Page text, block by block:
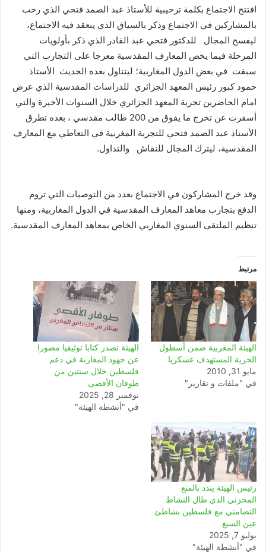
افتتح الاجتماع بكلمة ترحيبية للأستاذ عبد الصمد فتحي الذي رحب
بالمشاركين في الاجتماع وذكر بالسياق الذي ينعقد فيه الاجتماع،
ليفسح المجال للدكتور فتحي عبد القادر الذي ذكر بأولويات
المرحلة فيما يخص المعارف المقدسية معرجا على التجارب التي
سبقت في بعض الدول المغاربية؛ ليتناول بعده الحديث الأستاذ
حمود كبور رئيس المعهد الجزائري للدراسات المقدسية الذي عرض
امام الحاضرين تجربة المعهد الجزائري خلال السنوات الأخيرة والتي
أسفرت عن تخرج ما يفوق من 200 طالب مقدسي ، بعده تطرق
الأستاذ عبد الصمد فتحي للتجربة المغربية في التعاطي مع المعارف
المقدسية، ليترك المجال للنقاش والتداول.
وقد خرج المشاركون في الاجتماع بعدد من التوصيات التي تروم
الدفع بتجارب معاهد المعارف المقدسية في الدول المغاربية، ومنها
تنظيم الملتقى السنوي المغاربي الخاص بمعاهد المعارف المقدسية.
مرتبط
الهيئة المغربية ضمن أسطول
الحرية المستهدف عسكريا
مايو 31, 2010
في "ملفات و تقارير"
الهيئة تصدر كتابا توثيقيا مصورا
عن جهود المغاربة في دعم
فلسطين خلال سنتين من
طوفان الأقصى
نوفمبر 28, 2025
في "أنشطة الهيئة"
رئيس الهيئة يندد بالمنع
المخزني الذي طال النشاط
التضامني مع فلسطين بشاطئ
عين السبع
يوليو 7, 2025
في "أنشطة الهيئة"